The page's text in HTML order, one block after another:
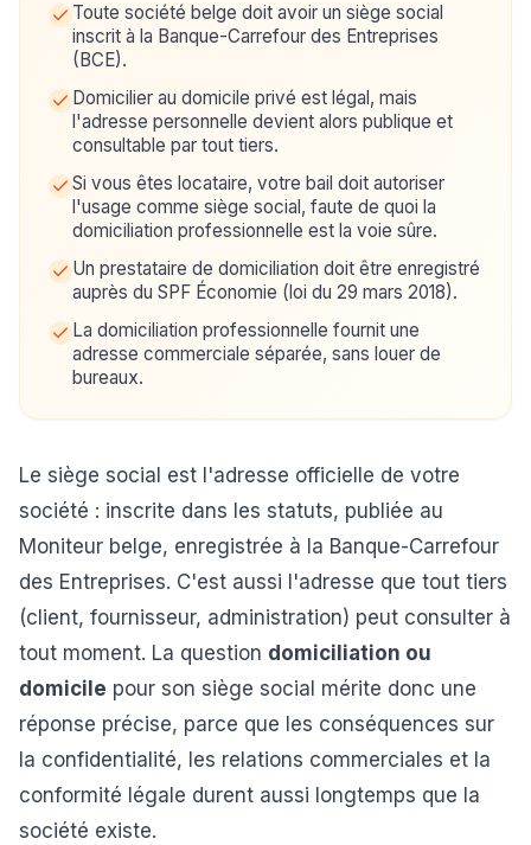
Toute société belge doit avoir un siège social
inscrit à la Banque-Carrefour des Entreprises
(BCE).
Domicilier au domicile privé est légal, mais
l'adresse personnelle devient alors publique et
consultable par tout tiers.
Si vous êtes locataire, votre bail doit autoriser
l'usage comme siège social, faute de quoi la
domiciliation professionnelle est la voie sûre.
Un prestataire de domiciliation doit être enregistré
auprès du SPF Économie (loi du 29 mars 2018).
La domiciliation professionnelle fournit une
adresse commerciale séparée, sans louer de
bureaux.
Le siège social est l'adresse officielle de votre
société : inscrite dans les statuts, publiée au
Moniteur belge, enregistrée à la Banque-Carrefour
des Entreprises. C'est aussi l'adresse que tout tiers
(client, fournisseur, administration) peut consulter à
tout moment. La question domiciliation ou
domicile pour son siège social mérite donc une
réponse précise, parce que les conséquences sur
la confidentialité, les relations commerciales et la
conformité légale durent aussi longtemps que la
société existe.